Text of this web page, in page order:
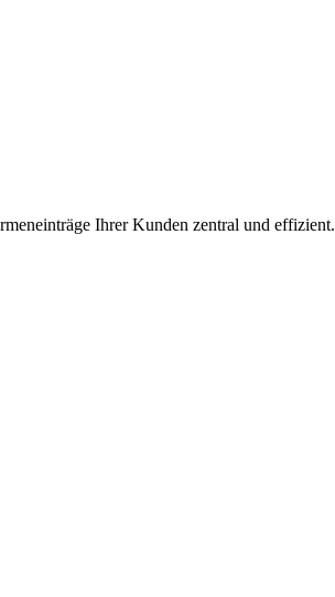
Ihrer Kunden zentral und effizient.